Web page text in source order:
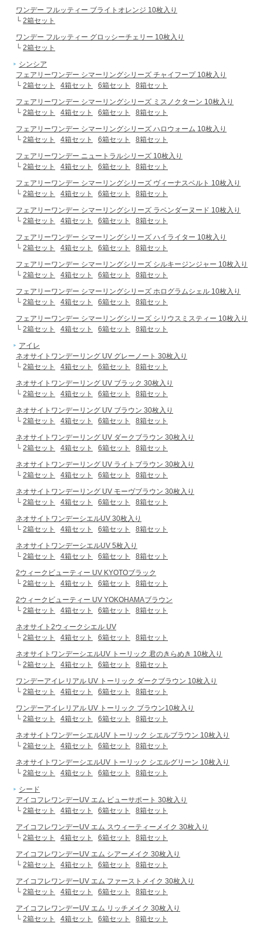
ワンデー フルッティー ブライトオレンジ 10枚入り
└ 2箱セット
ワンデー フルッティー グロッシーチェリー 10枚入り
└ 2箱セット
シンシア
フェアリーワンデー シマーリングシリーズ チャイフープ 10枚入り
└ 2箱セット 4箱セット 6箱セット
8箱セット
フェアリーワンデー シマーリングシリーズ ミスノクターン 10枚入り
└ 2箱セット 4箱セット 6箱セット
8箱セット
フェアリーワンデー シマーリングシリーズ ハロウォーム 10枚入り
└ 2箱セット 4箱セット 6箱セット
8箱セット
フェアリーワンデー ニュートラルシリーズ 10枚入り
└ 2箱セット 4箱セット 6箱セット
8箱セット
フェアリーワンデー シマーリングシリーズ ヴィーナスベルト 10枚入り
└ 2箱セット 4箱セット 6箱セット
8箱セット
フェアリーワンデー シマーリングシリーズ ラベンダーヌード 10枚入り
└ 2箱セット 4箱セット 6箱セット
8箱セット
フェアリーワンデー シマーリングシリーズ ハイライター 10枚入り
└ 2箱セット 4箱セット 6箱セット
8箱セット
フェアリーワンデー シマーリングシリーズ シルキージンジャー 10枚入り
└ 2箱セット 4箱セット 6箱セット
8箱セット
フェアリーワンデー シマーリングシリーズ ホログラムシェル 10枚入り
└ 2箱セット 4箱セット 6箱セット
8箱セット
フェアリーワンデー シマーリングシリーズ シリウスミスティー 10枚入り
└ 2箱セット 4箱セット 6箱セット
8箱セット
アイレ
ネオサイトワンデーリング UV グレーノート 30枚入り
└ 2箱セット 4箱セット 6箱セット
8箱セット
ネオサイトワンデーリング UV ブラック 30枚入り
└ 2箱セット 4箱セット 6箱セット
8箱セット
ネオサイトワンデーリング UV ブラウン 30枚入り
└ 2箱セット 4箱セット 6箱セット
8箱セット
ネオサイトワンデーリング UV ダークブラウン 30枚入り
└ 2箱セット 4箱セット 6箱セット
8箱セット
ネオサイトワンデーリング UV ライトブラウン 30枚入り
└ 2箱セット 4箱セット 6箱セット
8箱セット
ネオサイトワンデーリング UV モーヴブラウン 30枚入り
└ 2箱セット 4箱セット 6箱セット
8箱セット
ネオサイトワンデーシエルUV 30枚入り
└ 2箱セット 4箱セット 6箱セット
8箱セット
ネオサイトワンデーシエルUV 5枚入り
└ 2箱セット 4箱セット 6箱セット
8箱セット
2ウィークビューティー UV KYOTOブラック
└ 2箱セット 4箱セット 6箱セット
8箱セット
2ウィークビューティー UV YOKOHAMAブラウン
└ 2箱セット 4箱セット 6箱セット
8箱セット
ネオサイト2ウィークシエル UV
└ 2箱セット 4箱セット 6箱セット
8箱セット
ネオサイトワンデーシエルUV トーリック 君のきらめき 10枚入り
└ 2箱セット 4箱セット 6箱セット
8箱セット
ワンデーアイレリアル UV トーリック ダークブラウン 10枚入り
└ 2箱セット 4箱セット 6箱セット
8箱セット
ワンデーアイレリアル UV トーリック ブラウン10枚入り
└ 2箱セット 4箱セット 6箱セット
8箱セット
ネオサイトワンデーシエルUV トーリック シエルブラウン 10枚入り
└ 2箱セット 4箱セット 6箱セット
8箱セット
ネオサイトワンデーシエルUV トーリック シエルグリーン 10枚入り
└ 2箱セット 4箱セット 6箱セット
8箱セット
シード
アイコフレワンデーUV エム ビューサポート 30枚入り
└ 2箱セット 4箱セット 6箱セット
8箱セット
アイコフレワンデーUV エム スウィーティーメイク 30枚入り
└ 2箱セット 4箱セット 6箱セット
8箱セット
アイコフレワンデーUV エム シアーメイク 30枚入り
└ 2箱セット 4箱セット 6箱セット
8箱セット
アイコフレワンデーUV エム ファーストメイク 30枚入り
└ 2箱セット 4箱セット 6箱セット
8箱セット
アイコフレワンデーUV エム リッチメイク 30枚入り
└ 2箱セット 4箱セット 6箱セット 8箱セット